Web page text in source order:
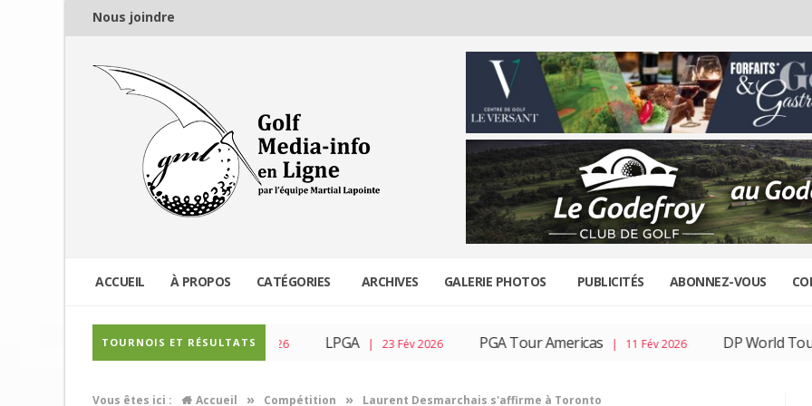
Nous joindre
ACCUEIL À PROPOS CATÉGORIES ARCHIVES GALERIE PHOTOS PUBLICITÉS ABONNEZ-VOUS
TOURNOIS ET RÉSULTATS
PGA Tour| 04 Mar 2026 LPGA | 23 Fév 2026 PGA Tour Americas| 11 Fév 2026 DP World Tour| 04
Vous êtes ici : Accueil » Compétition » Laurent Desmarchais s'affirme à Toronto